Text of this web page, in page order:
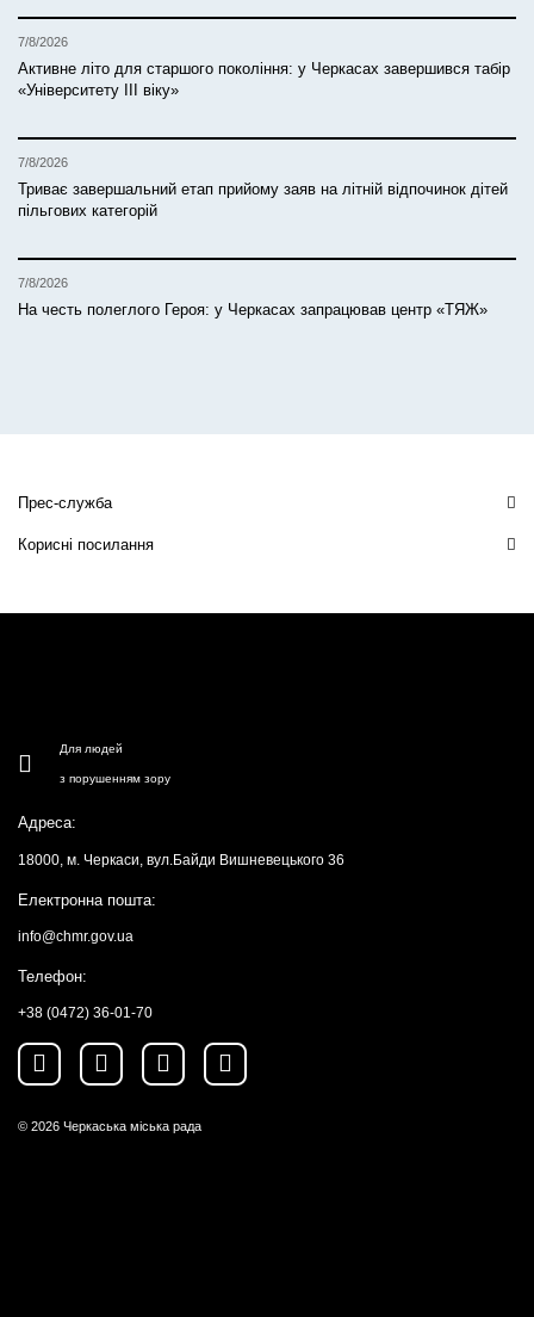
7/8/2026
Активне літо для старшого покоління: у Черкасах завершився табір
«Університету ІІІ віку»
7/8/2026
Триває завершальний етап прийому заяв на літній відпочинок дітей
пільгових категорій
7/8/2026
На честь полеглого Героя: у Черкасах запрацював центр «ТЯЖ»
Прес-служба
Корисні посилання
Для людей
з порушенням зору
Адреса:
18000, м. Черкаси, вул.Байди Вишневецького 36
Електронна пошта:
info@chmr.gov.ua
Телефон:
+38 (0472) 36-01-70
© 2026 Черкаська міська рада